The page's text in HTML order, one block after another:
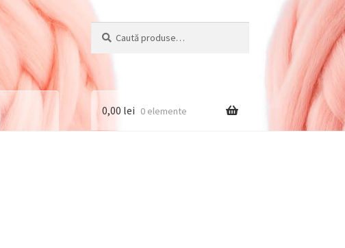
după:
0,00 lei 0 elemente